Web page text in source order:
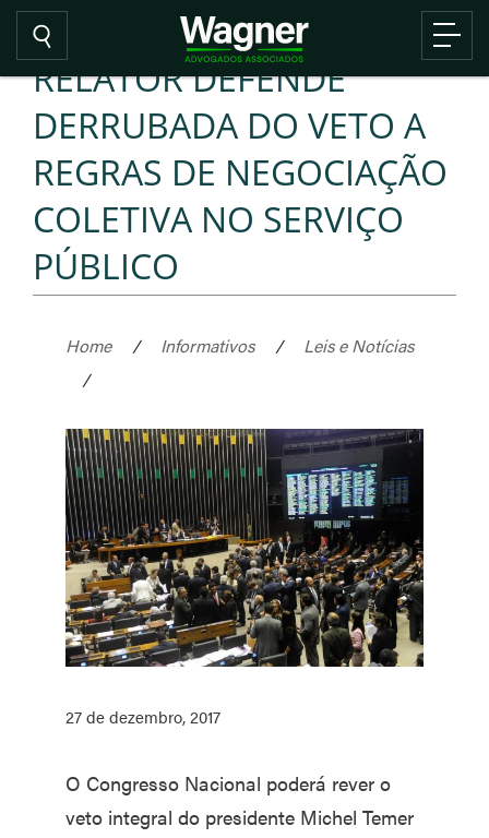
RELATOR DEFENDE
DERRUBADA DO VETO A
REGRAS DE NEGOCIAÇÃO
COLETIVA NO SERVIÇO
PÚBLICO
Home / Informativos /
Leis e Notícias
/
27 de dezembro, 2017
O Congresso Nacional poderá rever o
veto integral do presidente Michel Temer